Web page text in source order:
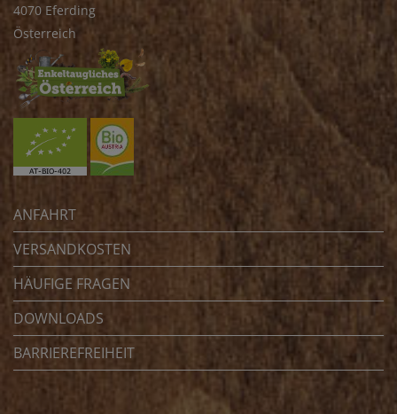
4070 Eferding
Österreich
ANFAHRT
VERSANDKOSTEN
HÄUFIGE FRAGEN
DOWNLOADS
BARRIEREFREIHEIT